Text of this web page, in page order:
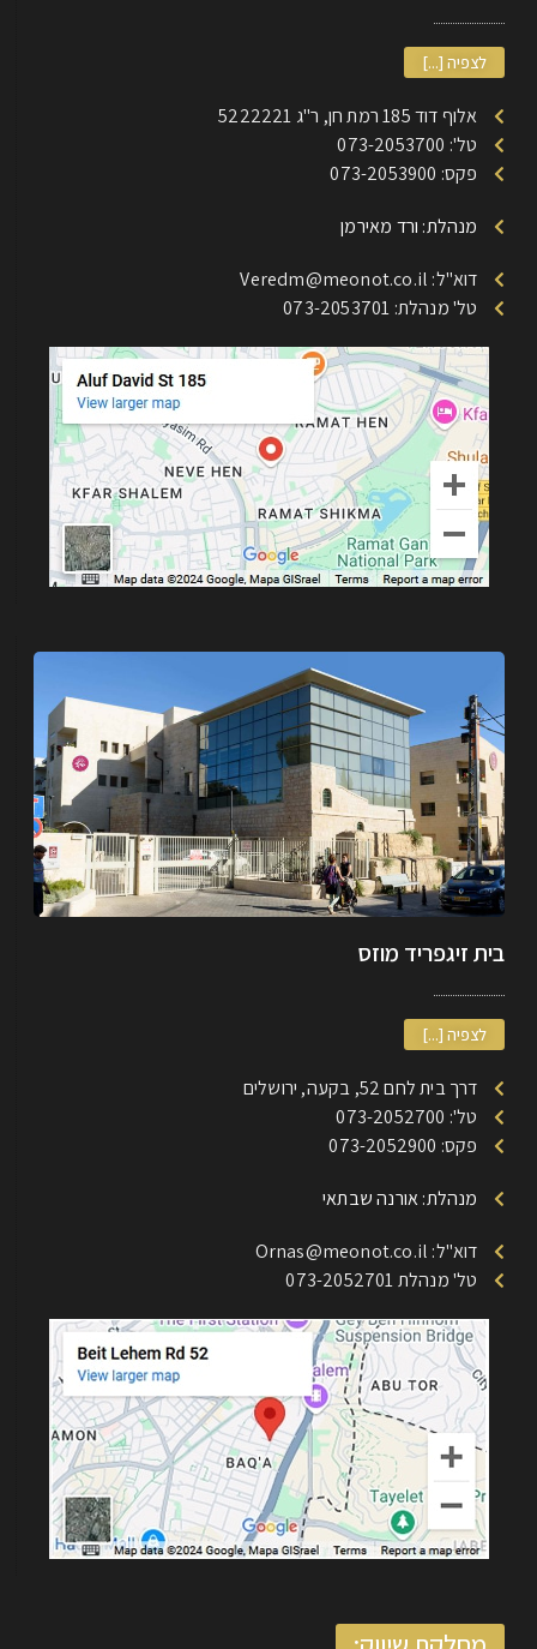
לצפיה [...]
אלוף דוד 185 רמת חן, ר"ג 5222221
טל': 073-2053700
פקס: 073-2053900
מנהלת: ורד מאירמן
דוא"ל: Veredm@meonot.co.il
טל' מנהלת: 073-2053701
בית זיגפריד מוזס
לצפיה [...]
דרך בית לחם 52, בקעה, ירושלים
טל': 073-2052700
פקס: 073-2052900
מנהלת: אורנה שבתאי
דוא"ל: Ornas@meonot.co.il
טל' מנהלת 073-2052701